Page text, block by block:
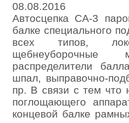
08.08.2016
Автосцепка СА-3
балке специального
всех типов,
щебнеуборочные
распределители
шпал, выправочно-
пр. В связи с тем что
поглощающего
концевой балке